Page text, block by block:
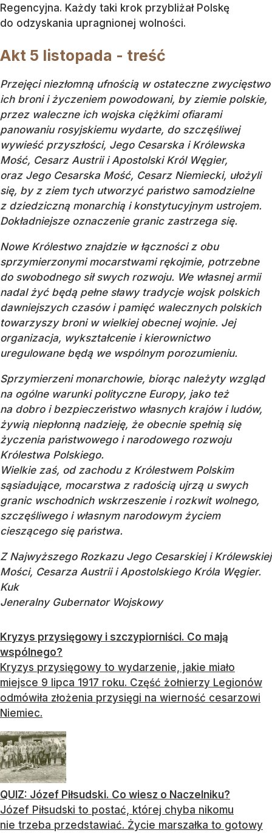
Regencyjna. Każdy taki krok przybliżał Polskę
do odzyskania upragnionej wolności.
Akt 5 listopada - treść
Przejęci niezłomną ufnością w ostateczne zwycięstwo
ich broni i życzeniem powodowani, by ziemie polskie,
przez waleczne ich wojska ciężkimi ofiarami
panowaniu rosyjskiemu wydarte, do szczęśliwej
wywieść przyszłości, Jego Cesarska i Królewska
Mość, Cesarz Austrii i Apostolski Król Węgier,
oraz Jego Cesarska Mość, Cesarz Niemiecki, ułożyli
się, by z ziem tych utworzyć państwo samodzielne
z dziedziczną monarchią i konstytucyjnym ustrojem.
Dokładniejsze oznaczenie granic zastrzega się.
Nowe Królestwo znajdzie w łączności z obu
sprzymierzonymi mocarstwami rękojmie, potrzebne
do swobodnego sił swych rozwoju. We własnej armii
nadal żyć będą pełne sławy tradycje wojsk polskich
dawniejszych czasów i pamięć walecznych polskich
towarzyszy broni w wielkiej obecnej wojnie. Jej
organizacja, wykształcenie i kierownictwo
uregulowane będą we wspólnym porozumieniu.
Sprzymierzeni monarchowie, biorąc należyty wzgląd
na ogólne warunki polityczne Europy, jako też
na dobro i bezpieczeństwo własnych krajów i ludów,
żywią niepłonną nadzieję, że obecnie spełnią się
życzenia państwowego i narodowego rozwoju
Królestwa Polskiego.
Wielkie zaś, od zachodu z Królestwem Polskim
sąsiadujące, mocarstwa z radością ujrzą u swych
granic wschodnich wskrzeszenie i rozkwit wolnego,
szczęśliwego i własnym narodowym życiem
cieszącego się państwa.
Z Najwyższego Rozkazu Jego Cesarskiej i Królewskiej
Mości, Cesarza Austrii i Apostolskiego Króla Węgier.
Kuk
Jeneralny Gubernator Wojskowy
Kryzys przysięgowy i szczypiorniści. Co mają
wspólnego?
Kryzys przysięgowy to wydarzenie, jakie miało
miejsce 9 lipca 1917 roku. Część żołnierzy Legionów
odmówiła złożenia przysięgi na wierność cesarzowi
Niemiec.
QUIZ: Józef Piłsudski. Co wiesz o Naczelniku?
Józef Piłsudski to postać, której chyba nikomu
nie trzeba przedstawiać. Życie marszałka to gotowy